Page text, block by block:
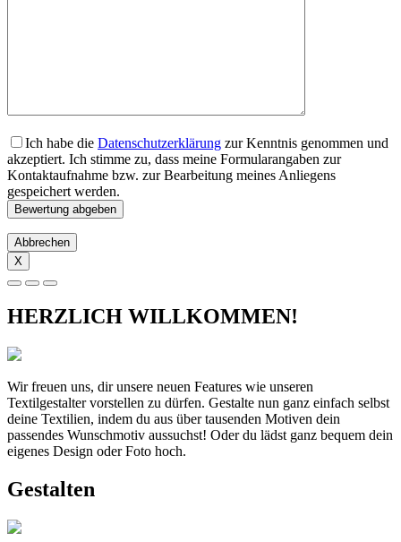
Ich habe die Datenschutzerklärung zur Kenntnis genommen und
akzeptiert. Ich stimme zu, dass meine Formularangaben zur
Kontaktaufnahme bzw. zur Bearbeitung meines Anliegens
gespeichert werden.
Abbrechen
X
HERZLICH WILLKOMMEN!
Wir freuen uns, dir unsere neuen Features wie unseren
Textilgestalter vorstellen zu dürfen. Gestalte nun ganz einfach selbst
deine Textilien, indem du aus über tausenden Motiven dein
passendes Wunschmotiv aussuchst! Oder du lädst ganz bequem dein
eigenes Design oder Foto hoch.
Gestalten